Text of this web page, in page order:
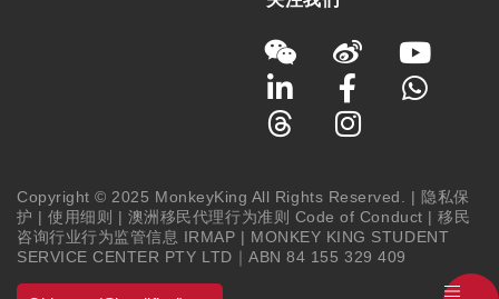
Copyright © 2025 MonkeyKing All Rights Reserved. | 隐私保
护 |使用细则 | 澳洲移民代理行为准则 Code of Conduct |移民
咨询行业行为监管信息 IRMAP | MONKEY KING STUDENT
SERVICE CENTER PTY LTD｜ABN 84 155 329 409